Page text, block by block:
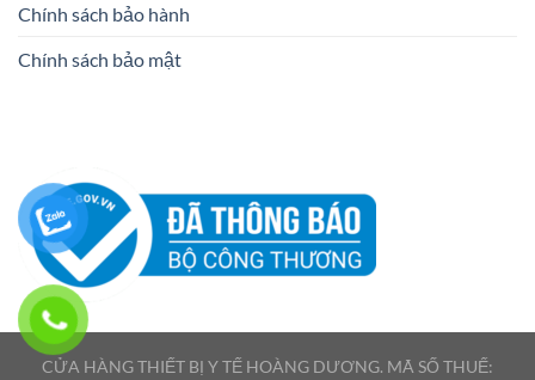
Chính sách bảo hành
Chính sách bảo mật
CỬA HÀNG THIẾT BỊ Y TẾ HOÀNG DƯƠNG. MÃ SỐ THUẾ: